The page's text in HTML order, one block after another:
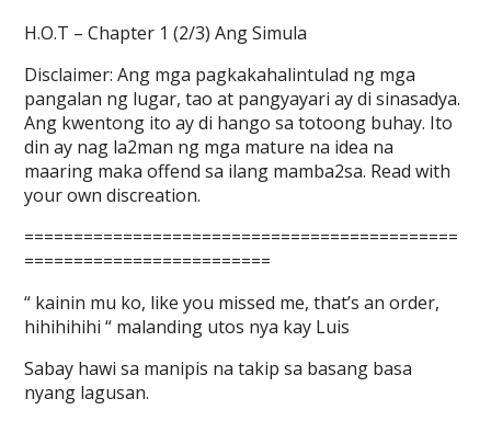
H.O.T – Chapter 1 (2/3) Ang Simula
Disclaimer: Ang mga pagkakahalintulad ng mga
pangalan ng lugar, tao at pangyayari ay di sinasadya.
Ang kwentong ito ay di hango sa totoong buhay. Ito
din ay nag la2man ng mga mature na idea na
maaring maka offend sa ilang mamba2sa. Read with
your own discreation.
============================================
=========================
“ kainin mu ko, like you missed me, that’s an order,
hihihihihi “ malanding utos nya kay Luis
Sabay hawi sa manipis na takip sa basang basa
nyang lagusan.